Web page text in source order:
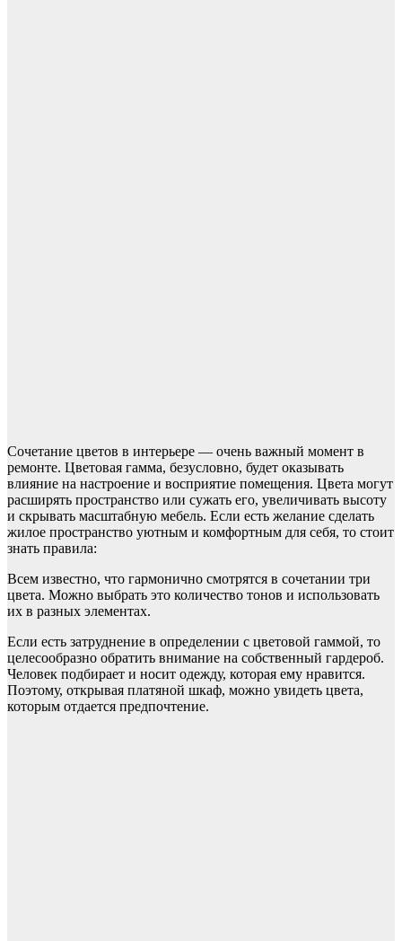
Сочетание цветов в интерьере — очень важный момент в
ремонте. Цветовая гамма, безусловно, будет оказывать
влияние на настроение и восприятие помещения. Цвета могут
расширять пространство или сужать его, увеличивать высоту
и скрывать масштабную мебель. Если есть желание сделать
жилое пространство уютным и комфортным для себя, то стоит
знать правила:
Всем известно, что гармонично смотрятся в сочетании три
цвета. Можно выбрать это количество тонов и использовать
их в разных элементах.
Если есть затруднение в определении с цветовой гаммой, то
целесообразно обратить внимание на собственный гардероб.
Человек подбирает и носит одежду, которая ему нравится.
Поэтому, открывая платяной шкаф, можно увидеть цвета,
которым отдается предпочтение.